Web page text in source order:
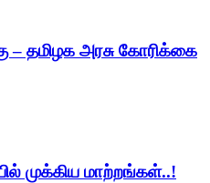
– தமிழக அரசு கோரிக்கை
முக்கிய மாற்றங்கள்..!